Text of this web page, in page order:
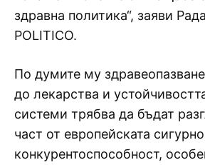
здравна политика“, заяви
POLITICO.
По думите му
до лекарства и
системи трябва да бъдат
част от европейската
конкурентоспособност,